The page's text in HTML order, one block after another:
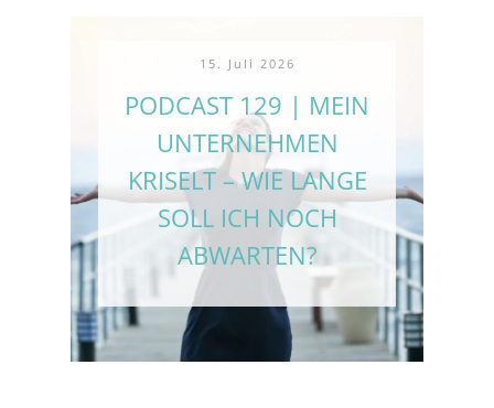
15. Juli 2026
PODCAST 129 | MEIN
UNTERNEHMEN
KRISELT – WIE LANGE
SOLL ICH NOCH
ABWARTEN?